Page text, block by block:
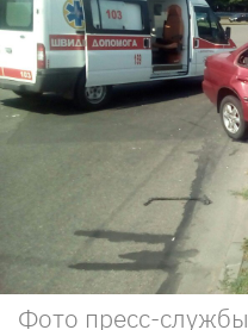
Фото пресс-службы